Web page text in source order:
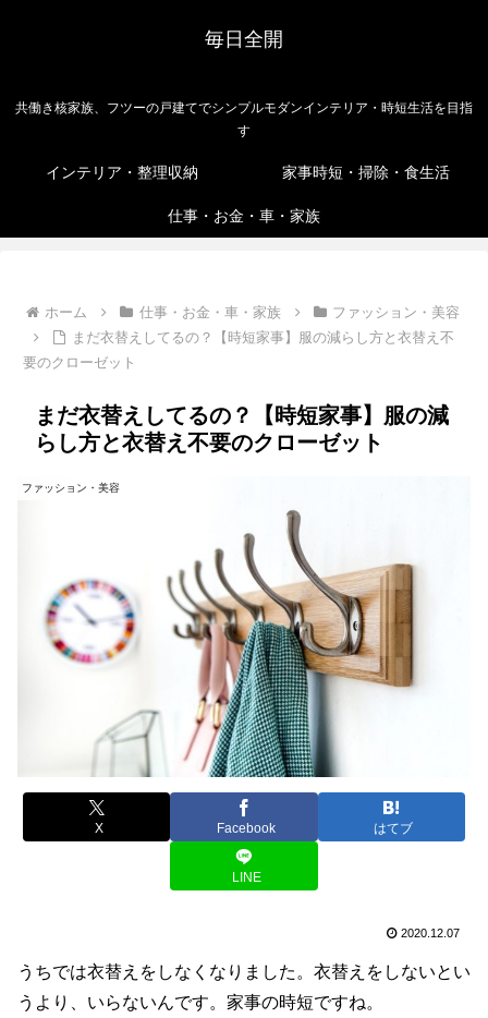
毎日全開
共働き核家族、フツーの戸建てでシンプルモダンインテリア・時短生活を目指
す
インテリア・整理収納 家事時短・掃除・食生活
仕事・お金・車・家族
ホーム 仕事・お金・車・家族
ファッション・美容
まだ衣替えしてるの？【時短家事】服の減らし方と衣替え不
要のクローゼット
まだ衣替えしてるの？【時短家事】服の減
らし方と衣替え不要のクローゼット
ファッション・美容
X Facebook はてブ
LINE
2020.12.07
うちでは衣替えをしなくなりました。衣替えをしないとい
うより、いらないんです。家事の時短ですね。